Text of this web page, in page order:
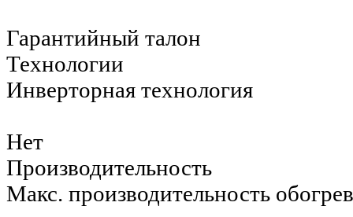
Гарантийный талон
Технологии
Инверторная технология
Нет
Производительность
Макс. производительность